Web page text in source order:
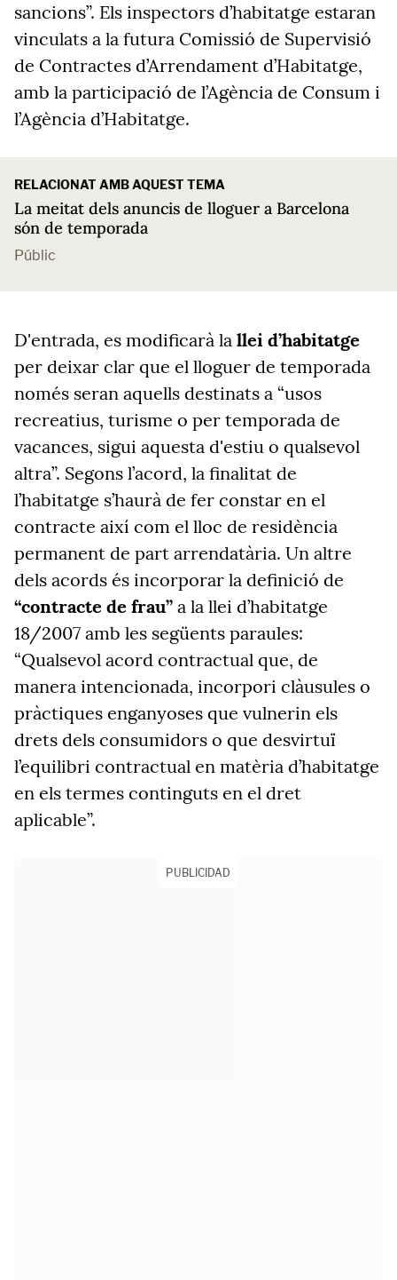
sancions”. Els inspectors d’habitatge estaran
vinculats a la futura Comissió de Supervisió
de Contractes d’Arrendament d’Habitatge,
amb la participació de l’Agència de Consum i
l’Agència d’Habitatge.
RELACIONAT AMB AQUEST TEMA
La meitat dels anuncis de lloguer a Barcelona
són de temporada
Públic
D'entrada, es modificarà la llei d’habitatge
per deixar clar que el lloguer de temporada
només seran aquells destinats a “usos
recreatius, turisme o per temporada de
vacances, sigui aquesta d'estiu o qualsevol
altra”. Segons l’acord, la finalitat de
l’habitatge s’haurà de fer constar en el
contracte així com el lloc de residència
permanent de part arrendatària. Un altre
dels acords és incorporar la definició de
“contracte de frau” a la llei d’habitatge
18/2007 amb les següents paraules:
“Qualsevol acord contractual que, de
manera intencionada, incorpori clàusules o
pràctiques enganyoses que vulnerin els
drets dels consumidors o que desvirtuï
l’equilibri contractual en matèria d’habitatge
en els termes continguts en el dret
aplicable”.
PUBLICIDAD